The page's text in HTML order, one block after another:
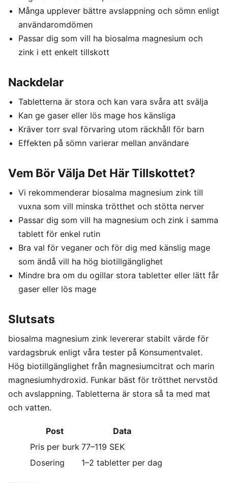
Många upplever bättre avslappning och sömn enligt
användaromdömen
Passar dig som vill ha biosalma magnesium och
zink i ett enkelt tillskott
Nackdelar
Tabletterna är stora och kan vara svåra att svälja
Kan ge gaser eller lös mage hos känsliga
Kräver torr sval förvaring utom räckhåll för barn
Effekten på sömn varierar mellan användare
Vem Bör Välja Det Här Tillskottet?
Vi rekommenderar biosalma magnesium zink till
vuxna som vill minska trötthet och stötta nerver
Passar dig som vill ha magnesium och zink i samma
tablett för enkel rutin
Bra val för veganer och för dig med känslig mage
som ändå vill ha hög biotillgänglighet
Mindre bra om du ogillar stora tabletter eller lätt får
gaser eller lös mage
Slutsats
biosalma magnesium zink levererar stabilt värde för
vardagsbruk enligt våra tester på Konsumentvalet.
Hög biotillgänglighet från magnesiumcitrat och marin
magnesiumhydroxid. Funkar bäst för trötthet nervstöd
och avslappning. Tabletterna är stora så ta med mat
och vatten.
Post
Data
Pris per burk 77–119 SEK
Dosering
1–2 tabletter per dag